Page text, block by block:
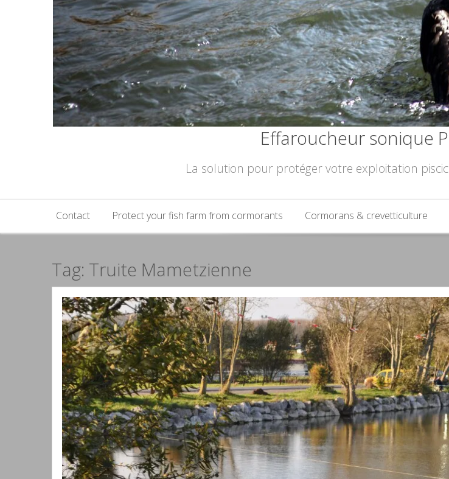
Effaroucheur sonique
La solution pour protéger votre exploitation
Contact Protect your fish farm from cormorants Cormorans & crevetticulture
Tag: Truite Mametzienne